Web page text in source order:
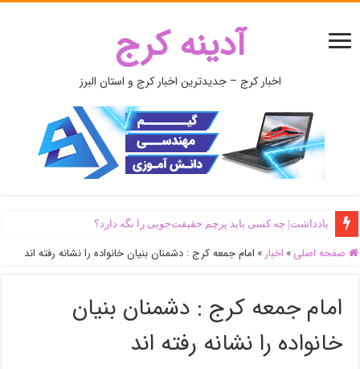
آدینه کرج
اخبار کرج – جدیدترین اخبار کرج و استان البرز
یادداشت| ‌چه کسی باید پرچم حقیقت‌جویی را نگه دارد؟
صفحه اصلی » اخبار » امام جمعه کرج : دشمنان بنیان خانواده را نشانه رفته اند
امام جمعه کرج : دشمنان بنیان
خانواده را نشانه رفته اند